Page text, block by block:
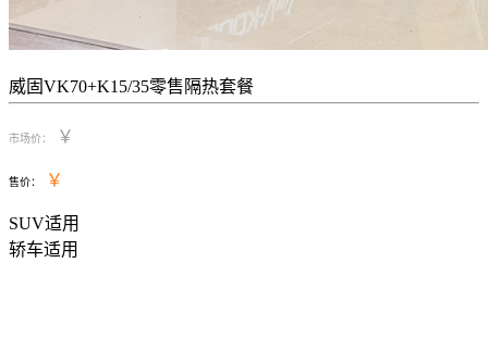
威固VK70+K15/35零售隔热套餐
市场价： ￥
售价： ￥
SUV适用
轿车适用